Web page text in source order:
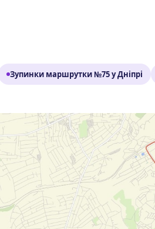
Зупинки маршрутки №75 у Дніпрі